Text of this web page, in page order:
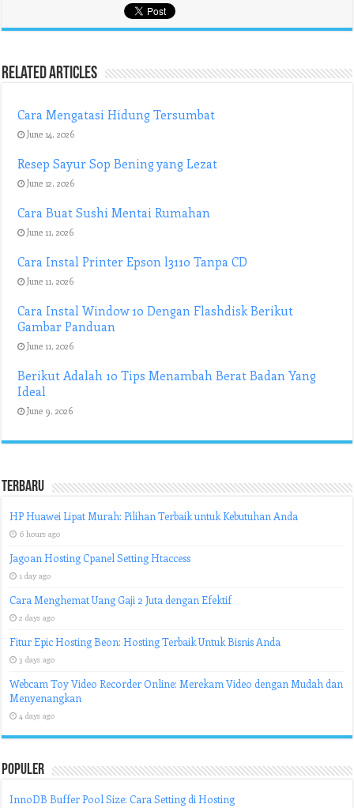
Related Articles
Cara Mengatasi Hidung Tersumbat
June 14, 2026
Resep Sayur Sop Bening yang Lezat
June 12, 2026
Cara Buat Sushi Mentai Rumahan
June 11, 2026
Cara Instal Printer Epson l3110 Tanpa CD
June 11, 2026
Cara Instal Window 10 Dengan Flashdisk Berikut
Gambar Panduan
June 11, 2026
Berikut Adalah 10 Tips Menambah Berat Badan Yang
Ideal
June 9, 2026
Terbaru
HP Huawei Lipat Murah: Pilihan Terbaik untuk Kebutuhan Anda
6 hours ago
Jagoan Hosting Cpanel Setting Htaccess
1 day ago
Cara Menghemat Uang Gaji 2 Juta dengan Efektif
2 days ago
Fitur Epic Hosting Beon: Hosting Terbaik Untuk Bisnis Anda
3 days ago
Webcam Toy Video Recorder Online: Merekam Video dengan Mudah dan
Menyenangkan
4 days ago
Populer
InnoDB Buffer Pool Size: Cara Setting di Hosting